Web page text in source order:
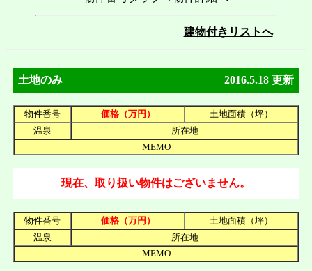
建物付きリストへ
土地のみ 2016.5.18 更新
物件番号 価格（万円）
土地面積（坪）
温泉
所在地
MEMO
現在、取り扱い物件はございません。
物件番号 価格（万円）
土地面積（坪）
温泉
所在地
MEMO